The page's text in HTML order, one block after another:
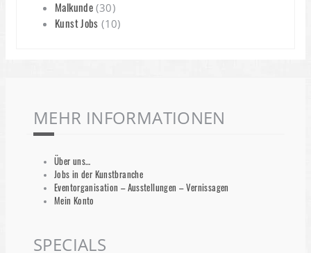
Malkunde (30)
Kunst Jobs (10)
MEHR INFORMATIONEN
Über uns…
Jobs in der Kunstbranche
Eventorganisation – Ausstellungen – Vernissagen
Mein Konto
SPECIALS